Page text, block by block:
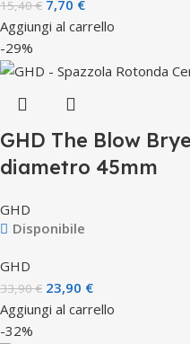
15,40€ 7,70 €
Aggiungi al carrello
-29%
GHD The Blow
diametro 45mm
GHD
Disponibile
GHD
33,90€ 23,90 €
Aggiungi al carrello
-32%